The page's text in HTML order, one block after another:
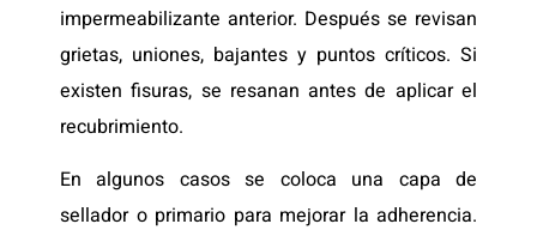
impermeabilizante anterior. Después se revisan
grietas, uniones, bajantes y puntos críticos. Si
existen fisuras, se resanan antes de aplicar el
recubrimiento.
En algunos casos se coloca una capa de
sellador o primario para mejorar la adherencia.